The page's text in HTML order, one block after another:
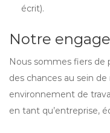
écrit).
Notre
Nous sommes fiers de
des chances au sein
environnement de
en tant qu’entreprise,